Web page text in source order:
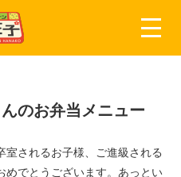
のお弁当メニュー
されるお子様、ご進級される
めでとうございます。あっとい